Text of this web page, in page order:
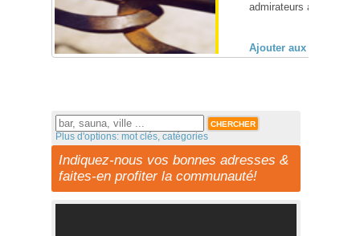
admirateurs à
Ajouter aux favoris
Plus d'options: mot clés, catégories
Indiquez-nous vos bonnes adresses &
faites-en profiter la communauté!